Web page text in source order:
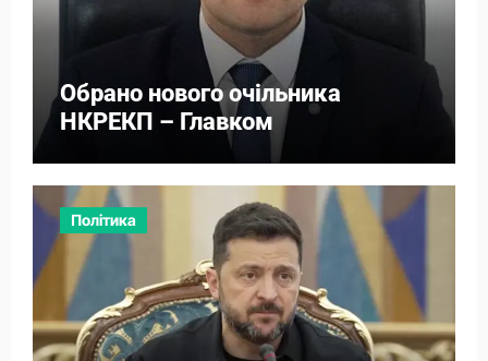
Обрано нового очільника
НКРЕКП – Главком
Політика